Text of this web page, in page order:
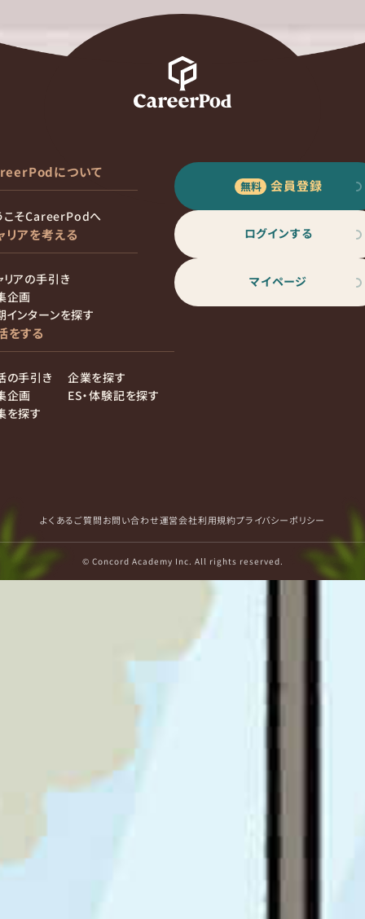
について
こそCareerPodへ
リアを考える
リアの手引き
企画
インターンを探す
をする
の手引き
企画
を探す
企業を探す
ES・体験記を探す
会員登録
ログインする
マイページ
よくあるご質問お問い合わせ運営会社利用規約プライバシーポリシー
© Concord Academy Inc. All rights reserved.